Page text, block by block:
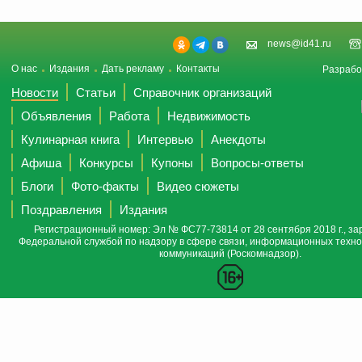
news@id41.ru
О нас Издания Дать рекламу Контакты
Новости Статьи
Справочник организаций
Объявления
Работа
Недвижимость
Кулинарная книга
Интервью
Анекдоты
Афиша
Конкурсы Купоны
Вопросы-ответы
Блоги
Фото-факты
Видео сюжеты
Поздравления
Издания
Регистрационный номер: Эл № ФС77-73814 от 28 сентября 2018 г.,
Федеральной службой по надзору в сфере связи, информационных
коммуникаций (Роскомнадзор).